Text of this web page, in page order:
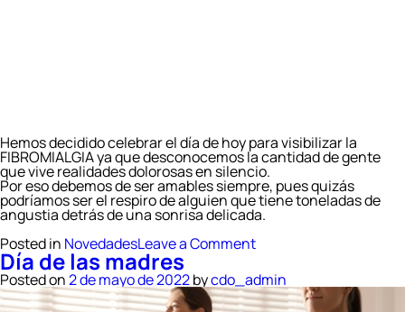
Hemos decidido celebrar el día de hoy para visibilizar la
FIBROMIALGIA ya que desconocemos la cantidad de gente
que vive realidades dolorosas en silencio.
Por eso debemos de ser amables siempre, pues quizás
podríamos ser el respiro de alguien que tiene toneladas de
angustia detrás de una sonrisa delicada.
Posted in NovedadesLeave a Commenton
Internacional
de
la
Día de las madres
Posted on2 de mayo de 2022bycdo_admin